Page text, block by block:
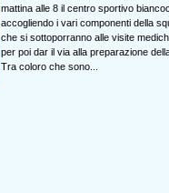
mattina alle 8 il centro sportivo
accogliendo i vari componenti della
che si sottoporranno alle visite
per poi dar il via alla preparazione
Tra coloro che sono...